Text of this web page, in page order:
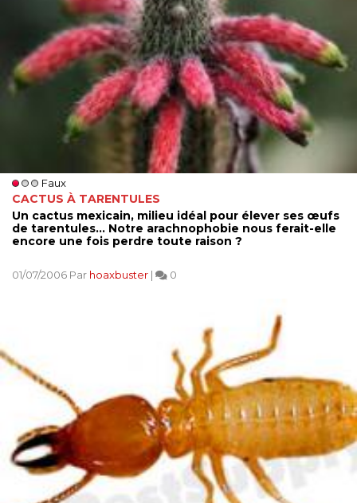
Faux
CACTUS À TARENTULES
Un cactus mexicain, milieu idéal pour élever ses œufs
de tarentules... Notre arachnophobie nous ferait-elle
encore une fois perdre toute raison ?
01/07/2006 Par hoaxbuster | 0